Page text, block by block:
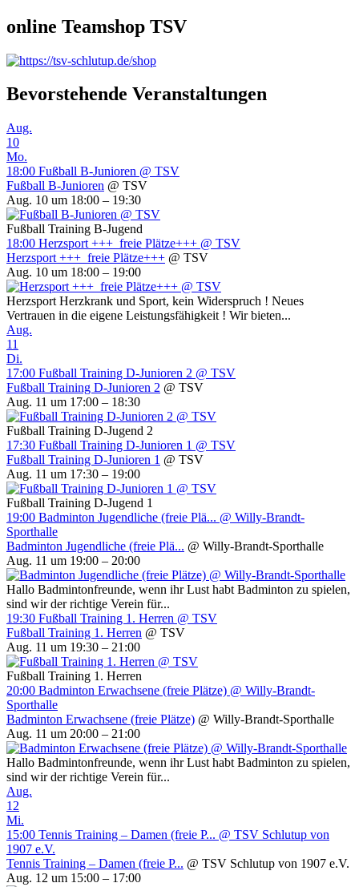
online Teamshop TSV
Bevorstehende Veranstaltungen
Aug.
10
Mo.
18:00 Fußball B-Junioren @ TSV
Fußball B-Junioren @ TSV
Aug. 10 um 18:00 – 19:30
Fußball Training B-Jugend
18:00 Herzsport +++ freie Plätze+++ @ TSV
Herzsport +++ freie Plätze+++ @ TSV
Aug. 10 um 18:00 – 19:00
Herzsport Herzkrank und Sport, kein Widerspruch ! Neues
Vertrauen in die eigene Leistungsfähigkeit ! Wir bieten...
Aug.
11
Di.
17:00 Fußball Training D-Junioren 2 @ TSV
Fußball Training D-Junioren 2 @ TSV
Aug. 11 um 17:00 – 18:30
Fußball Training D-Jugend 2
17:30 Fußball Training D-Junioren 1 @ TSV
Fußball Training D-Junioren 1 @ TSV
Aug. 11 um 17:30 – 19:00
Fußball Training D-Jugend 1
19:00 Badminton Jugendliche (freie Plä... @ Willy-Brandt-
Sporthalle
Badminton Jugendliche (freie Plä... @ Willy-Brandt-Sporthalle
Aug. 11 um 19:00 – 20:00
Hallo Badmintonfreunde, wenn ihr Lust habt Badminton zu spielen,
sind wir der richtige Verein für...
19:30 Fußball Training 1. Herren @ TSV
Fußball Training 1. Herren @ TSV
Aug. 11 um 19:30 – 21:00
Fußball Training 1. Herren
20:00 Badminton Erwachsene (freie Plätze) @ Willy-Brandt-
Sporthalle
Badminton Erwachsene (freie Plätze) @ Willy-Brandt-Sporthalle
Aug. 11 um 20:00 – 21:00
Hallo Badmintonfreunde, wenn ihr Lust habt Badminton zu spielen,
sind wir der richtige Verein für...
Aug.
12
Mi.
15:00 Tennis Training – Damen (freie P... @ TSV Schlutup von
1907 e.V.
Tennis Training – Damen (freie P... @ TSV Schlutup von 1907 e.V.
Aug. 12 um 15:00 – 17:00